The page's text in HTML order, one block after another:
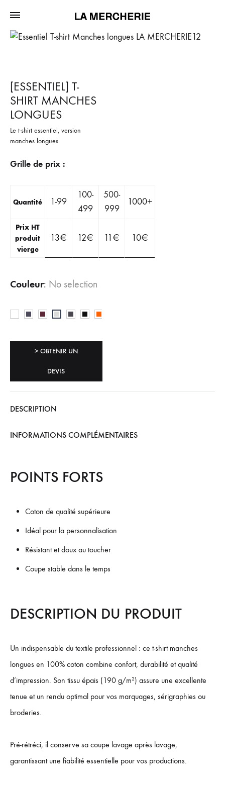
[ESSENTIEL] T-
SHIRT MANCHES
LONGUES
Le t-shirt essentiel, version
manches longues.
Grille de prix :
Quantité 1-99
100-
499
500-
999
1000+
Prix HT
produit
vierge
13€ 12€ 11 € 10€
Couleur: No selection
> OBTENIR UN
DEVIS
DESCRIPTION
INFORMATIONS COMPLÉMENTAIRES
POINTS FORTS
Coton de qualité supérieure
Idéal pour la personnalisation
Résistant et doux au toucher
Coupe stable dans le temps
DESCRIPTION DU PRODUIT
Un indispensable du textile professionnel : ce t-shirt manches
longues en 100% coton combine confort, durabilité et qualité
d’impression. Son tissu épais (190 g/m²) assure une excellente
tenue et un rendu optimal pour vos marquages, sérigraphies ou
broderies.
Pré-rétréci, il conserve sa coupe lavage après lavage,
garantissant une fiabilité essentielle pour vos productions.